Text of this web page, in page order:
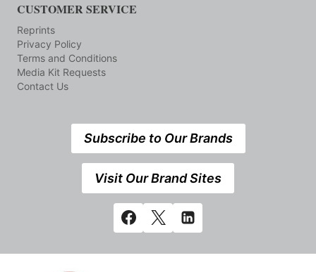
CUSTOMER SERVICE
Reprints
Privacy Policy
Terms and Conditions
Media Kit Requests
Contact Us
Subscribe to Our Brands
Visit Our Brand Sites